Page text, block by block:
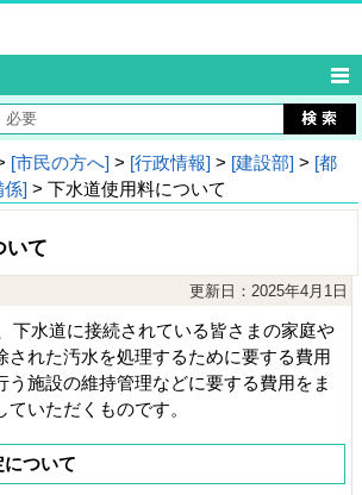
[市民の方へ] > [行政情報] > [建設部] > [都
係] > 下水道使用料について
いて
更新日：2025年4月1日
下水道に接続されている皆さまの家庭や
された汚水を処理するために要する費用
う施設の維持管理などに要する費用をま
いただくものです。
ついて